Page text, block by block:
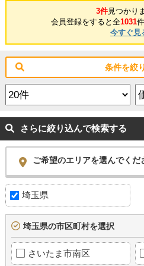
3件見つかり
会員登録をすると全1031
今すぐ見
条件を絞
さらに絞り込んで検索する
ご希望のエリアを選んでくだ
埼玉県
埼玉県の市区町村を選択
さいたま市南区